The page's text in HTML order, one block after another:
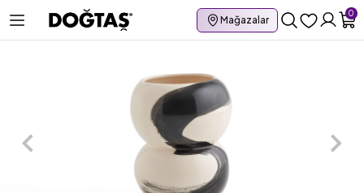
Mağazalar
0